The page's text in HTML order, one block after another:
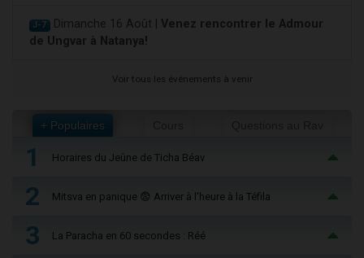
J-7 Dimanche 16 Août | Venez rencontrer le Admour
de Ungvar à Natanya!
Voir tous les événements à venir
+ Populaires
1 Horaires du Jeûne de Ticha Béav
2 Mitsva en panique 😨 Arriver à l'heure à la Téfila
3 La Paracha en 60 secondes : Réé